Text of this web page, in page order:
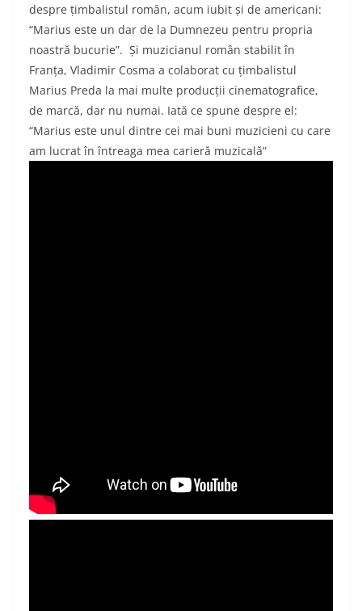
despre țimbalistul român, acum iubit și de americani:
“Marius este un dar de la Dumnezeu pentru propria
noastră bucurie”. Și muzicianul român stabilit în
Franța, Vladimir Cosma a colaborat cu țimbalistul
Marius Preda la mai multe producții cinematografice,
de marcă, dar nu numai. Iată ce spune despre el:
“Marius este unul dintre cei mai buni muzicieni cu care
am lucrat în întreaga mea carieră muzicală”